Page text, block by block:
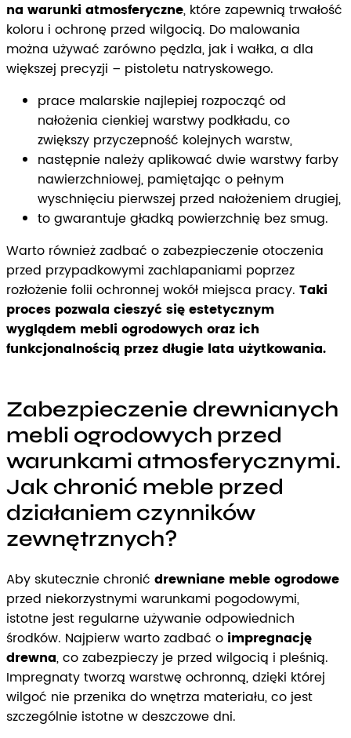
na warunki atmosferyczne, które zapewnią trwałość
koloru i ochronę przed wilgocią. Do malowania
można używać zarówno pędzla, jak i wałka, a dla
większej precyzji – pistoletu natryskowego.
prace malarskie najlepiej rozpocząć od
nałożenia cienkiej warstwy podkładu, co
zwiększy przyczepność kolejnych warstw,
następnie należy aplikować dwie warstwy farby
nawierzchniowej, pamiętając o pełnym
wyschnięciu pierwszej przed nałożeniem drugiej,
to gwarantuje gładką powierzchnię bez smug.
Warto również zadbać o zabezpieczenie otoczenia
przed przypadkowymi zachlapaniami poprzez
rozłożenie folii ochronnej wokół miejsca pracy. Taki
proces pozwala cieszyć się estetycznym
wyglądem mebli ogrodowych oraz ich
funkcjonalnością przez długie lata użytkowania.
Zabezpieczenie drewnianych
mebli ogrodowych przed
warunkami atmosferycznymi.
Jak chronić meble przed
działaniem czynników
zewnętrznych?
Aby skutecznie chronić drewniane meble ogrodowe
przed niekorzystnymi warunkami pogodowymi,
istotne jest regularne używanie odpowiednich
środków. Najpierw warto zadbać o impregnację
drewna, co zabezpieczy je przed wilgocią i pleśnią.
Impregnaty tworzą warstwę ochronną, dzięki której
wilgoć nie przenika do wnętrza materiału, co jest
szczególnie istotne w deszczowe dni.